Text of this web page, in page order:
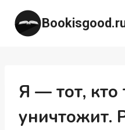
Перейти
содержимому
Я — тот, кто
уничтожит.